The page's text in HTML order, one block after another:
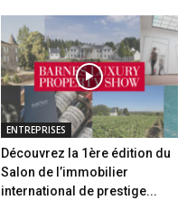
ENTREPRISES
Découvrez la 1ère édition du
Salon de l’immobilier
international de prestige...